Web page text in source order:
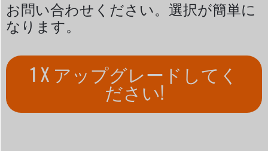
お問い合わせください。選択が簡単に
なります。
1 X アップグレードしてく
ださい!